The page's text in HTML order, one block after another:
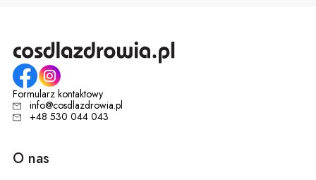
Formularz kontaktowy
info@cosdlazdrowia.pl
+48 530 044 043
O nas